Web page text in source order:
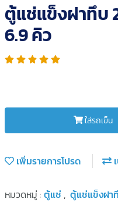
ตู้แช่แข็งฝาทึบ
6.9 คิว
ใส่รถเข็น
เพิ่มรายการโปรด
หมวดหมู่ : ตู้แช่ , ตู้แช่แข็งฝา